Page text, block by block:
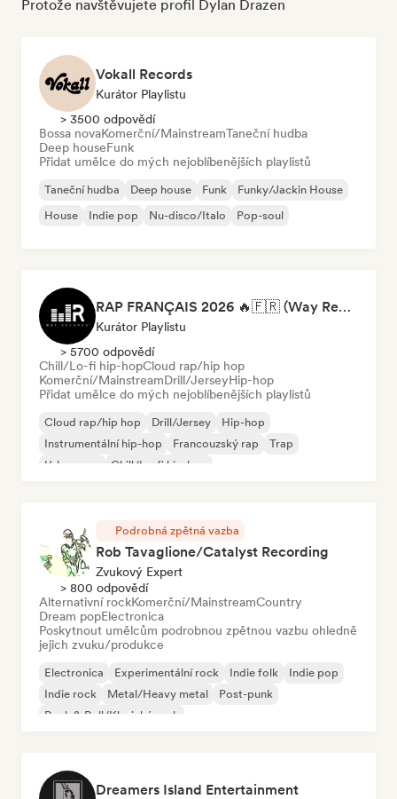
Protože navštěvujete profil Dylan Drazen
Vokall Records
Kurátor Playlistu
> 3500 odpovědí
Bossa novaKomerční/MainstreamTaneční hudba
Deep houseFunk
Přidat umělce do mých nejoblíbenějších playlistů
Taneční hudba Deep house Funk
Funky/Jackin House
House
Indie pop Nu-disco/Italo Pop-soul
RAP FRANÇAIS 2026 🔥🇫🇷 (Way Records)
Kurátor Playlistu
> 5700 odpovědí
Chill/Lo-fi hip-hopCloud rap/hip hop
Komerční/MainstreamDrill/JerseyHip-hop
Přidat umělce do mých nejoblíbenějších playlistů
Cloud rap/hip hop Drill/Jersey
Hip-hop
Instrumentální hip-hop
Francouzský rap
Trap
Urban pop
Chill/Lo-fi hip-hop
Podrobná zpětná vazba
Rob Tavaglione/Catalyst Recording
Zvukový Expert
> 800 odpovědí
Alternativní rockKomerční/MainstreamCountry
Dream popElectronica
Poskytnout umělcům podrobnou zpětnou vazbu ohledně
jejich zvuku/produkce
Electronica Experimentální rock Indie folk
Indie pop
Indie rock
Metal/Heavy metal
Post-punk
Rock & Roll/Klasický rock
Dreamers Island Entertainment